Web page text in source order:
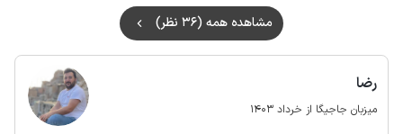
مشاهده همه (36 نظر)
رضا
میزبان جاجیگا از خرداد 1403